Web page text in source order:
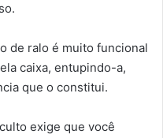
de ralo é muito funcional
caixa, entupindo-a,
que o constitui.
exige que você